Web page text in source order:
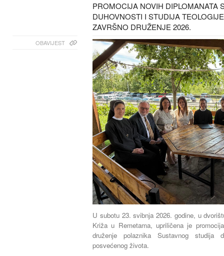
PROMOCIJA NOVIH DIPLOMANATA
DUHOVNOSTI I STUDIJA
ZAVRŠNO DRUŽENJE 2026.
OBAVIJEST
U subotu 23. svibnja 2026. godine, u
Križa u Remetama, upriličena je
druženje polaznika Sustavnog studija
posvećenog života.